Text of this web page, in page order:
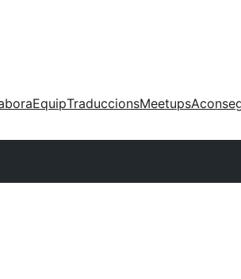
EquipTraduccionsMeetups